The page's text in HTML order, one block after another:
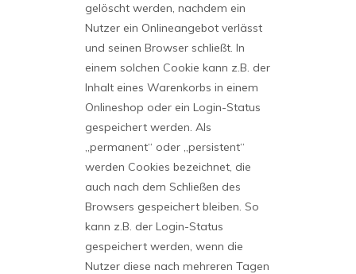
gelöscht werden, nachdem ein
Nutzer ein Onlineangebot verlässt
und seinen Browser schließt. In
einem solchen Cookie kann z.B. der
Inhalt eines Warenkorbs in einem
Onlineshop oder ein Login-Status
gespeichert werden. Als
„permanent“ oder „persistent“
werden Cookies bezeichnet, die
auch nach dem Schließen des
Browsers gespeichert bleiben. So
kann z.B. der Login-Status
gespeichert werden, wenn die
Nutzer diese nach mehreren Tagen